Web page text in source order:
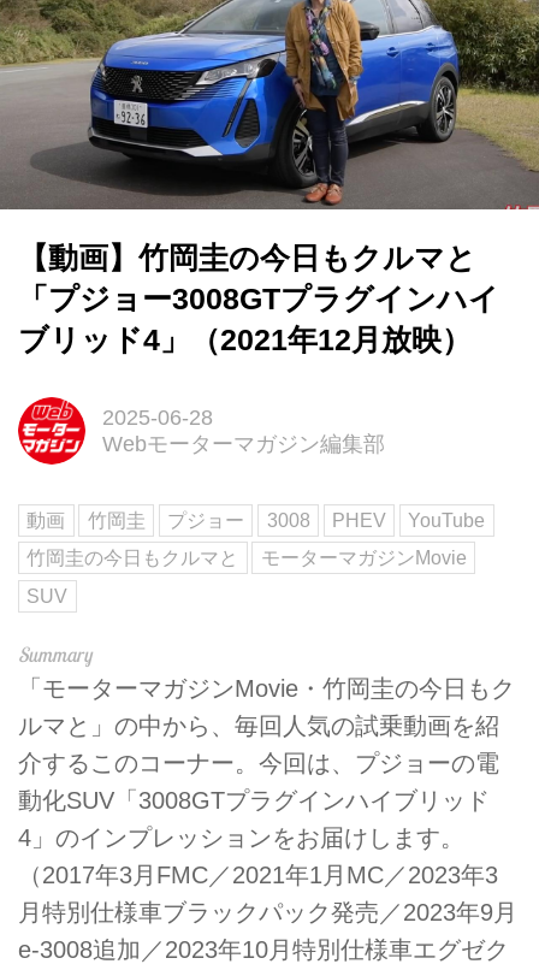
【動画】竹岡圭の今日もクルマと
「プジョー3008GTプラグインハイ
ブリッド4」（2021年12月放映）
2025-06-28
Webモーターマガジン編集部
動画 竹岡圭 プジョー 3008 PHEV
YouTube
竹岡圭の今日もクルマと
モーターマガジンMovie
SUV
「モーターマガジンMovie・竹岡圭の今日もク
ルマと」の中から、毎回人気の試乗動画を紹
介するこのコーナー。今回は、プジョーの電
動化SUV「3008GTプラグインハイブリッド
4」のインプレッションをお届けします。
（2017年3月FMC／2021年1月MC／2023年3
月特別仕様車ブラックパック発売／2023年9月
e-3008追加／2023年10月特別仕様車エグゼク